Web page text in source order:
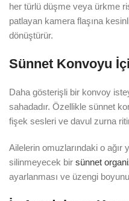
her türlü düşme veya ürkme
patlayan kamera flaşına
dönüştürür.
Sünnet Konvoyu
Daha gösterişli bir konvoy
sahadadır. Özellikle sünnet
fişek sesleri ve davul zurna
Ailelerin omuzlarındaki o ağır
silinmeyecek birsünnet
ayarlanması ve üzengi